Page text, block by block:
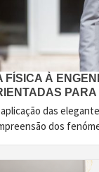
FÍSICA À
PARA
das
dos